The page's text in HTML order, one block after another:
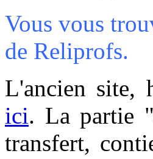
Vous vous
de Reliprofs.
L'ancien site,
ici. La partie
transfert,